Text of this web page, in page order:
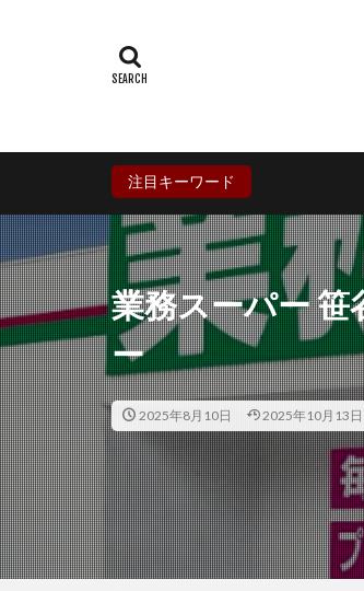
注目キーワード
業務スーパー 笹
ー
2025年8月10日 2025年10月13日